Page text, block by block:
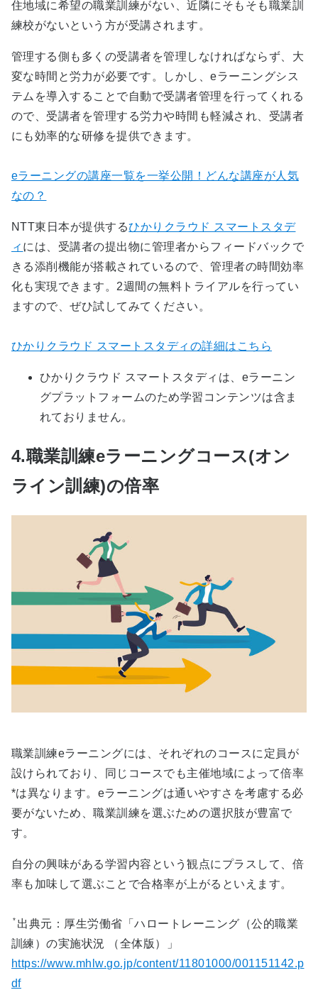
住地域に希望の職業訓練がない、近隣にそもそも職業訓
練校がないという方が受講されます。
管理する側も多くの受講者を管理しなければならず、大
変な時間と労力が必要です。しかし、eラーニングシス
テムを導入することで自動で受講者管理を行ってくれる
ので、受講者を管理する労力や時間も軽減され、受講者
にも効率的な研修を提供できます。
eラーニングの講座一覧を一挙公開！どんな講座が人気
なの？
NTT東日本が提供するひかりクラウド スマートスタデ
ィ には、受講者の提出物に管理者からフィードバックで
きる添削機能が搭載されているので、管理者の時間効率
化も実現できます。2週間の無料トライアルを行ってい
ますので、ぜひ試してみてください。
ひかりクラウド スマートスタディの詳細はこちら
ひかりクラウド スマートスタディは、eラーニン
グプラットフォームのため学習コンテンツは含ま
れておりません。
4.職業訓練eラーニングコース(オン
ライン訓練)の倍率
職業訓練eラーニングには、それぞれのコースに定員が
設けられており、同じコースでも主催地域によって倍率
*は異なります。eラーニングは通いやすさを考慮する必
要がないため、職業訓練を選ぶための選択肢が豊富で
す。
自分の興味がある学習内容という観点にプラスして、倍
率も加味して選ぶことで合格率が上がるといえます。
* 出典元：厚生労働省「ハロートレーニング（公的職業
訓練）の実施状況 （全体版）」
https://www.mhlw.go.jp/content/11801000/001151142.p
df